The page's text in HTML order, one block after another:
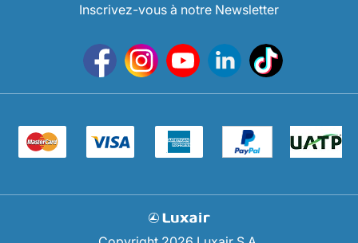
Inscrivez-vous à notre Newsletter